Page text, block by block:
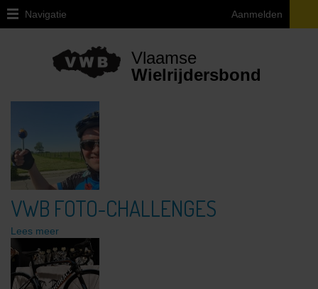
Navigatie Aanmelden
Over
Juridische
vragen
ivm
de
fiets
Provinciale
afgevaardigden
uitleendiensten
Ethiek
Vlaamse
Wielrijdersbond
VWB FOTO-CHALLENGES
Lees meer